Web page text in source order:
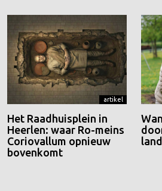
artikel
Het Raadhuisplein in
Heerlen: waar Ro-meins
Coriovallum opnieuw
bovenkomt